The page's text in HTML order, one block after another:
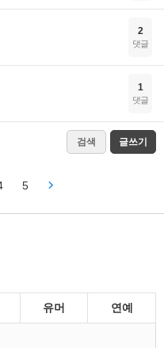
2
댓글
1
댓글
검색 글쓰기
5
유머 연예